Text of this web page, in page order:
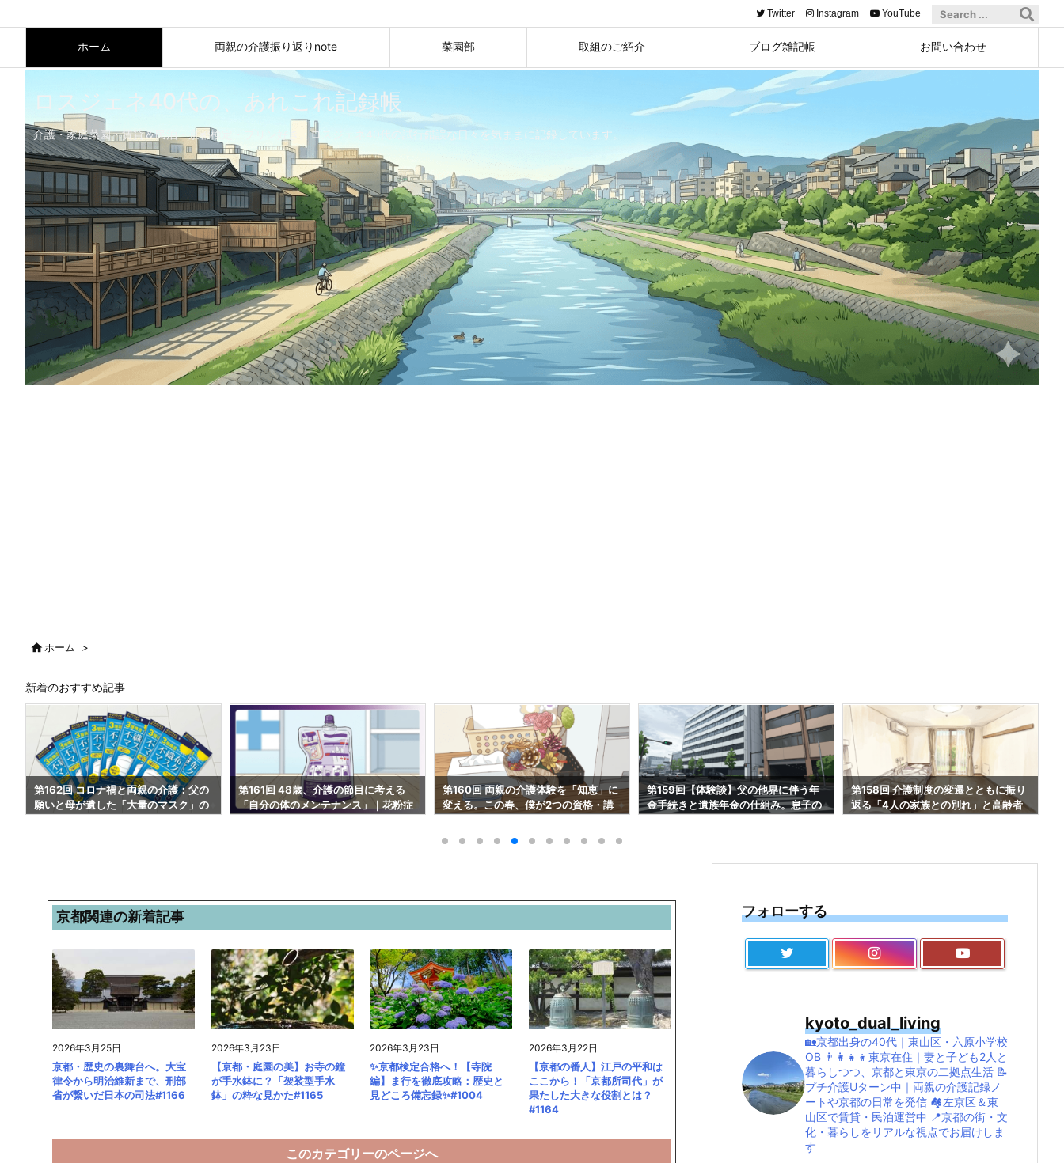
ホーム 両親の介護振り返りnote 菜園部 取組のご紹介 ブログ雑記帳 お問い合わせ
Twitter Instagram YouTube
ロスジェネ40代の、あれこれ記録帳
介護・家庭菜園・賃貸＆民泊・京都検定・プリン好き。ロスジェネ40代の試行錯誤な日々を気ままに記録しています。
ホーム >
新着のおすすめ記事
第161回 48歳、介護の節目に考える
「自分の体のメンテナンス」｜花粉症
第160回 両親の介護体験を「知恵」に
変える。この春、僕が2つの資格・講
第159回【体験談】父の他界に伴う年
金手続きと遺族年金の仕組み。息子の
第158回 介護制度の変遷とともに振り
返る「4人の家族との別れ」と高齢者
第157回 父から受け継いだ一冊の御朱
印帳｜鎌倉五山から京都五山へつなぐ
京都関連の新着記事
2026年3月25日
京都・歴史の裏舞台へ。大宝
律令から明治維新まで、刑部
省が繋いだ日本の司法#1166
2026年3月23日
【京都・庭園の美】お寺の鐘
が手水鉢に？「袈裟型手水
鉢」の粋な見かた#1165
2026年3月23日
✨京都検定合格へ！【寺院
編】ま行を徹底攻略：歴史と
見どころ備忘録✨#1004
2026年3月22日
【京都の番人】江戸の平和は
ここから！「京都所司代」が
果たした大きな役割とは？
#1164
このカテゴリーのページへ
フォローする
kyoto_dual_living
🏡京都出身の40代｜東山区・六原小学校
OB 👨‍👩‍👧‍👦東京在住｜妻と子ども2人と
暮らしつつ、京都と東京の二拠点生活 📝
プチ介護Uターン中｜両親の介護記録ノ
ートや京都の日常を発信 🏘左京区＆東
山区で賃貸・民泊運営中 📍京都の街・文
化・暮らしをリアルな視点でお届けしま
す